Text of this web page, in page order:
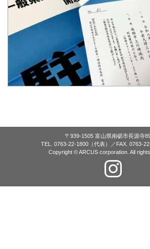
〒939-1505 富山県南砺市長源寺
TEL. 0763-22-1800（代表）／FAX. 0763-
Copyright © ARCUS corporation. All